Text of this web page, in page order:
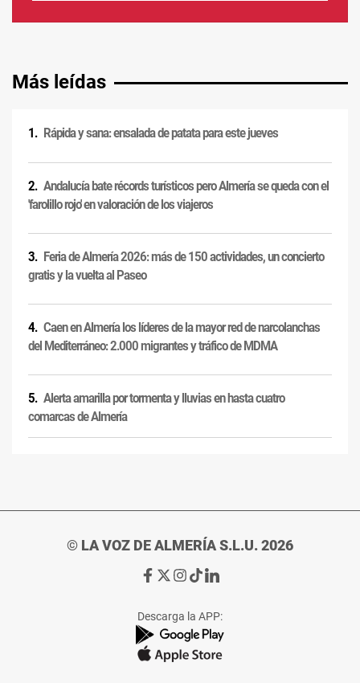
Más leídas
Rápida y sana: ensalada de patata para este jueves
Andalucía bate récords turísticos pero Almería se queda con el
'farolillo rojo' en valoración de los viajeros
Feria de Almería 2026: más de 150 actividades, un concierto
gratis y la vuelta al Paseo
Caen en Almería los líderes de la mayor red de narcolanchas
del Mediterráneo: 2.000 migrantes y tráfico de MDMA
Alerta amarilla por tormenta y lluvias en hasta cuatro
comarcas de Almería
© LA VOZ DE ALMERÍA S.L.U. 2026
Ir
de
La
Voz
Ir
de
La
Voz
Ir
de
La
Voz
Ir
de
La
Voz
Ir
de
La
Voz
Descarga la APP: